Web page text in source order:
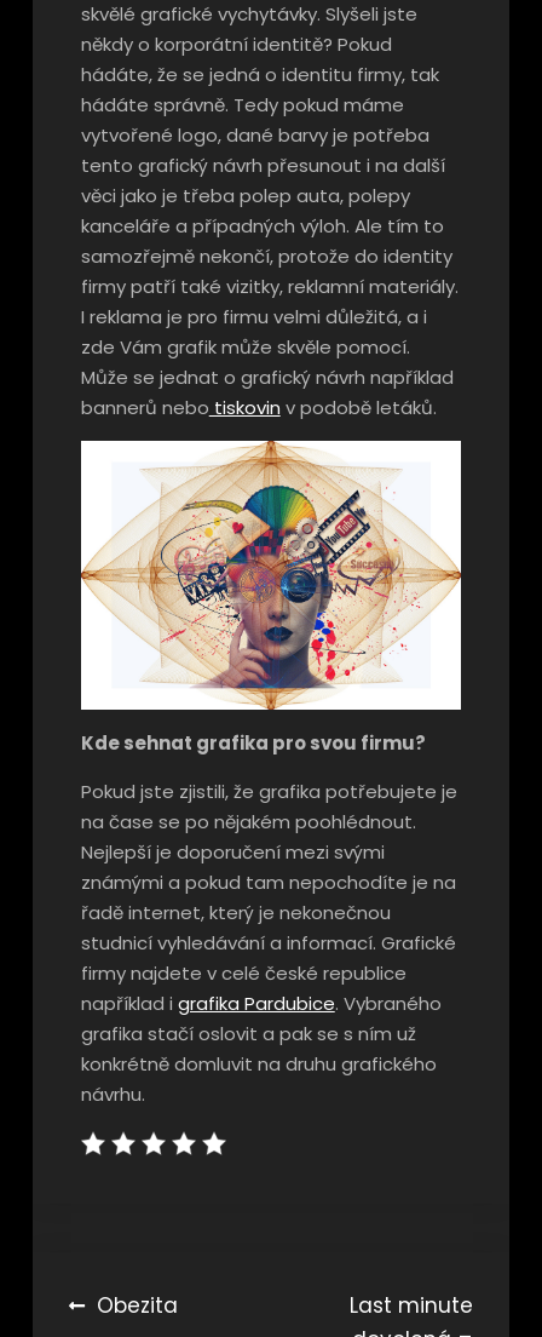
skvělé grafické vychytávky. Slyšeli jste
někdy o korporátní identitě? Pokud
hádáte, že se jedná o identitu firmy, tak
hádáte správně. Tedy pokud máme
vytvořené logo, dané barvy je potřeba
tento grafický návrh přesunout i na další
věci jako je třeba polep auta, polepy
kanceláře a případných výloh. Ale tím to
samozřejmě nekončí, protože do identity
firmy patří také vizitky, reklamní materiály.
I reklama je pro firmu velmi důležitá, a i
zde Vám grafik může skvěle pomocí.
Může se jednat o grafický návrh například
bannerů nebo tiskovin v podobě letáků.
Kde sehnat grafika pro svou firmu?
Pokud jste zjistili, že grafika potřebujete je
na čase se po nějakém poohlédnout.
Nejlepší je doporučení mezi svými
známými a pokud tam nepochodíte je na
řadě internet, který je nekonečnou
studnicí vyhledávání a informací. Grafické
firmy najdete v celé české republice
například i grafika Pardubice. Vybraného
grafika stačí oslovit a pak se s ním už
konkrétně domluvit na druhu grafického
návrhu.
Navigace
Obezita
Last minute